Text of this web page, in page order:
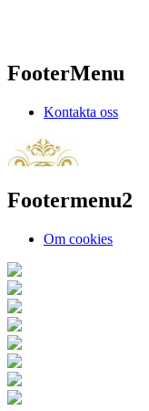
FooterMenu
Kontakta oss
Footermenu2
Om cookies